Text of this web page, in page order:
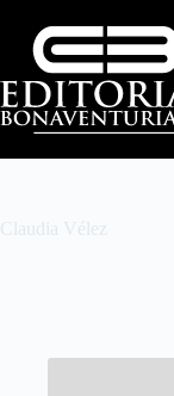
Claudia Vélez